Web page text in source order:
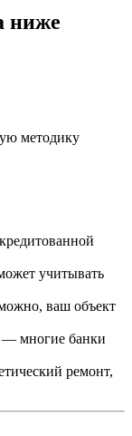
ниже
методику
учитывать
ваш объект
— многие банки
ремонт,